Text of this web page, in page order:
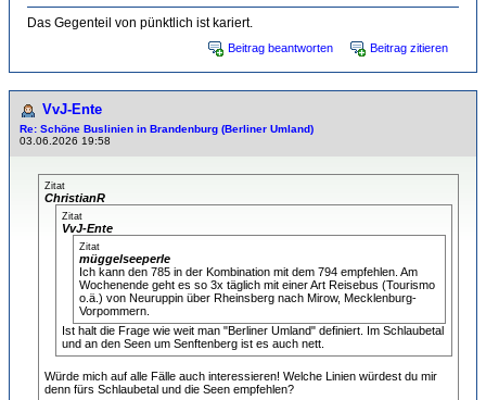
Das Gegenteil von pünktlich ist kariert.
Beitrag beantworten Beitrag zitieren
VvJ-Ente
Re: Schöne Buslinien in Brandenburg (Berliner Umland)
03.06.2026 19:58
Zitat
ChristianR
Zitat
VvJ-Ente
Zitat
müggelseeperle
Ich kann den 785 in der Kombination mit dem 794 empfehlen. Am
Wochenende geht es so 3x täglich mit einer Art Reisebus (Tourismo
o.ä.) von Neuruppin über Rheinsberg nach Mirow, Mecklenburg-
Vorpommern.
Ist halt die Frage wie weit man "Berliner Umland" definiert. Im Schlaubetal
und an den Seen um Senftenberg ist es auch nett.
Würde mich auf alle Fälle auch interessieren! Welche Linien würdest du mir
denn fürs Schlaubetal und die Seen empfehlen?